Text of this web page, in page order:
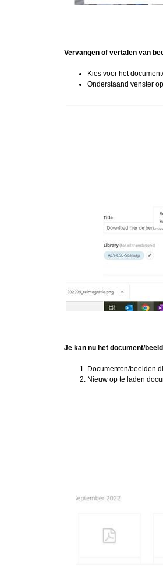
Vervangen of vertalen van
Kies voor het
Onderstaand venster
Je kan nu het document/
Documenten/beelden
Nieuw op te laden